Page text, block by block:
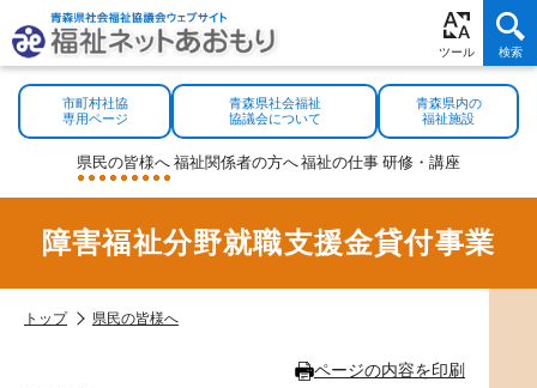
市町村社協
専用ページ
青森県社会福祉
協議会について
青森県内の
福祉施設
県民の皆様へ 福祉関係者の方へ福祉の仕事 研修・ 講座
障害福祉分野就職支援金貸付事業
トップ 県民の皆様へ
ページの内容を印刷